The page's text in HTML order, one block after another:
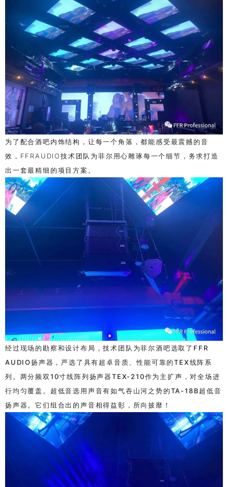
为了配合酒吧内饰结构，让每一个角落，都能感受最震撼的音
效， FFRAUDIO技术团队为菲尔用心雕琢每一个细节，务求打造
出一套最精细的项目方案。
经过现场的勘察和设计布局，技术团队为菲尔酒吧选取了 FFR
AUDIO扬声器，严选了具有超卓音质、性能可靠的TEX线阵系
列。两分频双10寸线阵列扬声器TEX-210作为主扩声，对全场进
行均匀覆盖。超低音选用声音有如气吞山河之势的TA-18B超低音
扬声器。它们组合出的声音相得益彰，所向披靡！